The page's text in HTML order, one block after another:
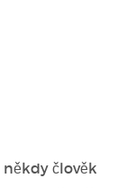
člověk